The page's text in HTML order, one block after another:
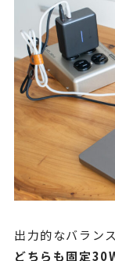
出力的なバラン
どちらも固定